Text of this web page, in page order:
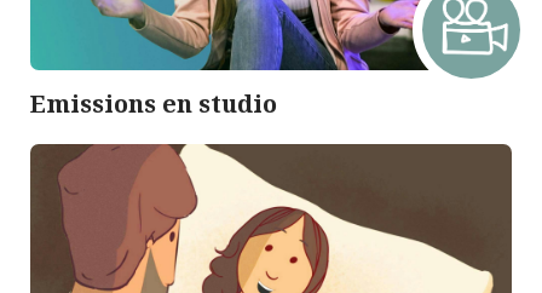
Emissions en studio